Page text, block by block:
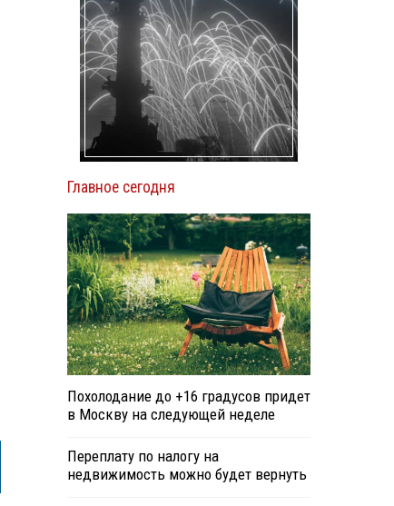
Главное сегодня
Похолодание до +16 градусов придет
в Москву на следующей неделе
Переплату по налогу на
недвижимость можно будет вернуть